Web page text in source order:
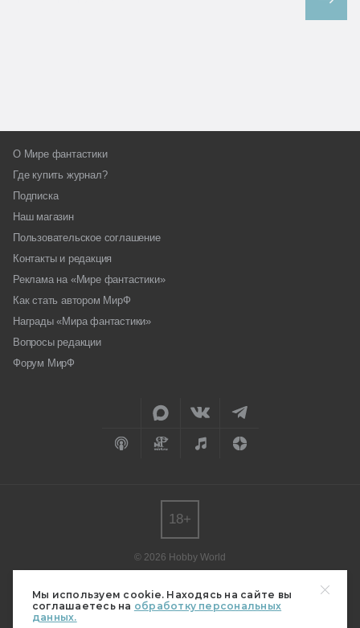
Мы используем cookie. Находясь на сайте вы
соглашаетесь на обработку персональных
данных.
О Мире фантастики
Где купить журнал?
Подписка
Наш магазин
Пользовательское соглашение
Контакты и редакция
Реклама на «Мире фантастики»
Как стать автором МирФ
Награды «Мира фантастики»
Вопросы редакции
Форум МирФ
© 2026 Hobby World
редакции.
Мнение авторов может не совпадать с мнением редакции.
Свидетельство о регистрации СМИ серия Эл № ФС77-82485
18+